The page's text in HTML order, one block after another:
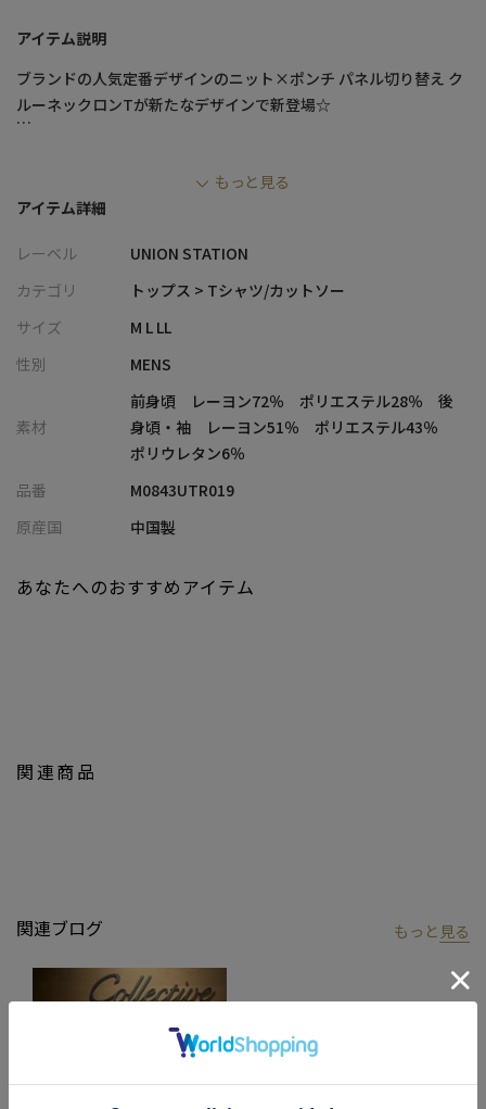
アイテム説明
ブランドの人気定番デザインのニット×ポンチ パネル切り替え ク
ルーネックロンTが新たなデザインで新登場☆
したカラーブロック仕様のドッキングスウェット。
１枚でのスタイリングはもちろん、アウターのインナー使いとし
【デザイン/素材】
あります。
秋口のジャケットやカーディガンのインナー使いに、また1枚で着
用しても着こなしに差がつく1枚となります。
【UNION STATION/ ユニオンステーション】
心地にこだわったアイテムを展開。
肩ひじを張らずに自分に合ったおしゃれを楽しめる、きれいめス
り、ささやかな高揚感を感じていただけるような”おしゃれ着”を
工、サイズが若干異なる場合がございます。
もっと見る
アイテム詳細
レーベル
UNION STATION
カテゴリ
トップス > Tシャツ/カットソー
サイズ
M L LL
性別
MENS
素材
前身頃 レーヨン72％ ポリエステル28％ 後
身頃・袖 レーヨン51％ ポリエステル43％
ポリウレタン6％
品番
M0843UTR019
原産国
中国製
関連商品
あなたへのおすすめアイテム
関連ブログ もっと 見る